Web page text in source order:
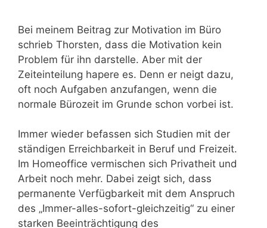
Bei meinem Beitrag zur Motivation im Büro
schrieb Thorsten, dass die Motivation kein
Problem für ihn darstelle. Aber mit der
Zeiteinteilung hapere es. Denn er neigt dazu,
oft noch Aufgaben anzufangen, wenn die
normale Bürozeit im Grunde schon vorbei ist.
Immer wieder befassen sich Studien mit der
ständigen Erreichbarkeit in Beruf und Freizeit.
Im Homeoffice vermischen sich Privatheit und
Arbeit noch mehr. Dabei zeigt sich, dass
permanente Verfügbarkeit mit dem Anspruch
des „Immer-alles-sofort-gleichzeitig“ zu einer
starken Beeinträchtigung des